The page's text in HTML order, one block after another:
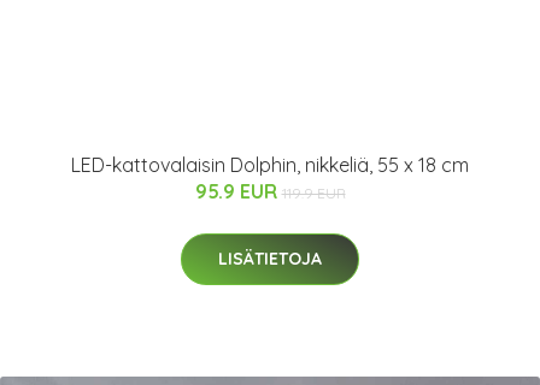
LED-kattovalaisin Dolphin, nikkeliä, 55 x 18 cm
95.9 EUR 119.9 EUR
LISÄTIETOJA